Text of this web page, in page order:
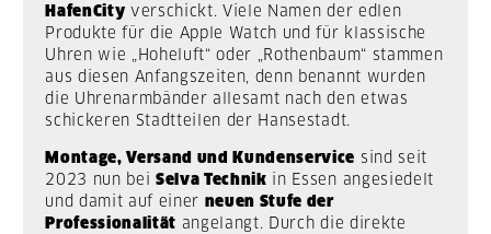
HafenCity verschickt. Viele Namen der edlen
Produkte für die Apple Watch und für klassische
Uhren wie „Hoheluft“ oder „Rothenbaum“ stammen
aus diesen Anfangszeiten, denn benannt wurden
die Uhrenarmbänder allesamt nach den etwas
schickeren Stadtteilen der Hansestadt.
Montage, Versand und Kundenservice sind seit
2023 nun bei Selva Technik in Essen angesiedelt
und damit auf einer neuen Stufe der
Professionalität angelangt. Durch die direkte